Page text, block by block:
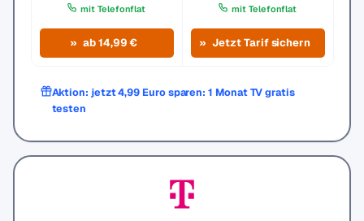
mit Telefonflat
ab 14,99 €
mit Telefonflat
Jetzt Tarif sichern
Aktion: jetzt 4,99 Euro sparen: 1 Monat TV gratis
testen